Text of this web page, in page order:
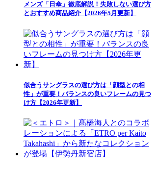
メンズ「日傘」徹底解説！失敗しない選び方
とおすすめ商品紹介【2026年5月更新】
似合うサングラスの選び方は「顔型との相
性」が重要！バランスの良いフレームの見つ
け方【2026年更新】